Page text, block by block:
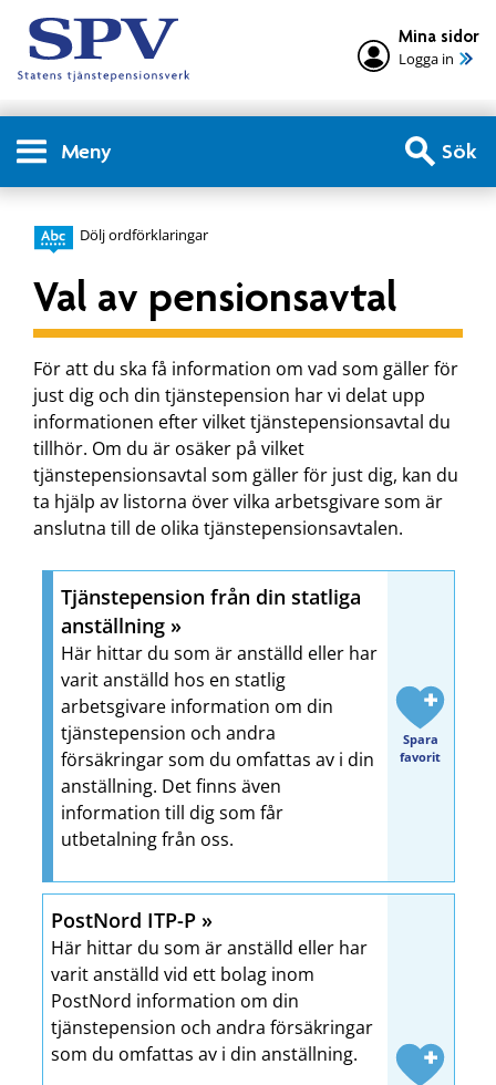
Mina sidor
Logga in
Meny Sök
Dölj ordförklaringar
Val av pensionsavtal
För att du ska få information om vad som gäller för
just dig och din tjänstepension har vi delat upp
informationen efter vilket tjänstepensionsavtal du
tillhör. Om du är osäker på vilket
tjänstepensionsavtal som gäller för just dig, kan du
ta hjälp av listorna över vilka arbetsgivare som är
anslutna till de olika tjänstepensionsavtalen.
Tjänstepension från din statliga
anställning
Här hittar du som är anställd eller har
varit anställd hos en statlig
arbetsgivare information om din
tjänstepension och andra
försäkringar som du omfattas av i din
anställning. Det finns även
information till dig som får
utbetalning från oss.
Spara
favorit
PostNord ITP-P
Här hittar du som är anställd eller har
varit anställd vid ett bolag inom
PostNord information om din
tjänstepension och andra försäkringar
som du omfattas av i din anställning.